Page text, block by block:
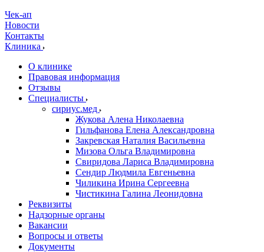
Чек-ап
Новости
Контакты
Клиника
О клинике
Правовая информация
Отзывы
Специалисты
сириус.мед
Жукова Алена Николаевна
Гильфанова Елена Александровна
Закревская Наталия Васильевна
Мизова Ольга Владимировна
Свиридова Лариса Владимировна
Сендир Людмила Евгеньевна
Чиликина Ирина Сергеевна
Чистикина Галина Леонидовна
Реквизиты
Надзорные органы
Вакансии
Вопросы и ответы
Документы